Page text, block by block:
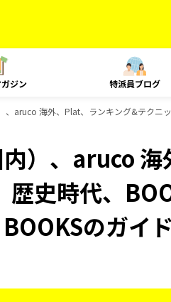
ジン 特派員ブログ
、aruco 海外、Plat、ランキング&テクニ
）、aruco
史時代、
のガイ